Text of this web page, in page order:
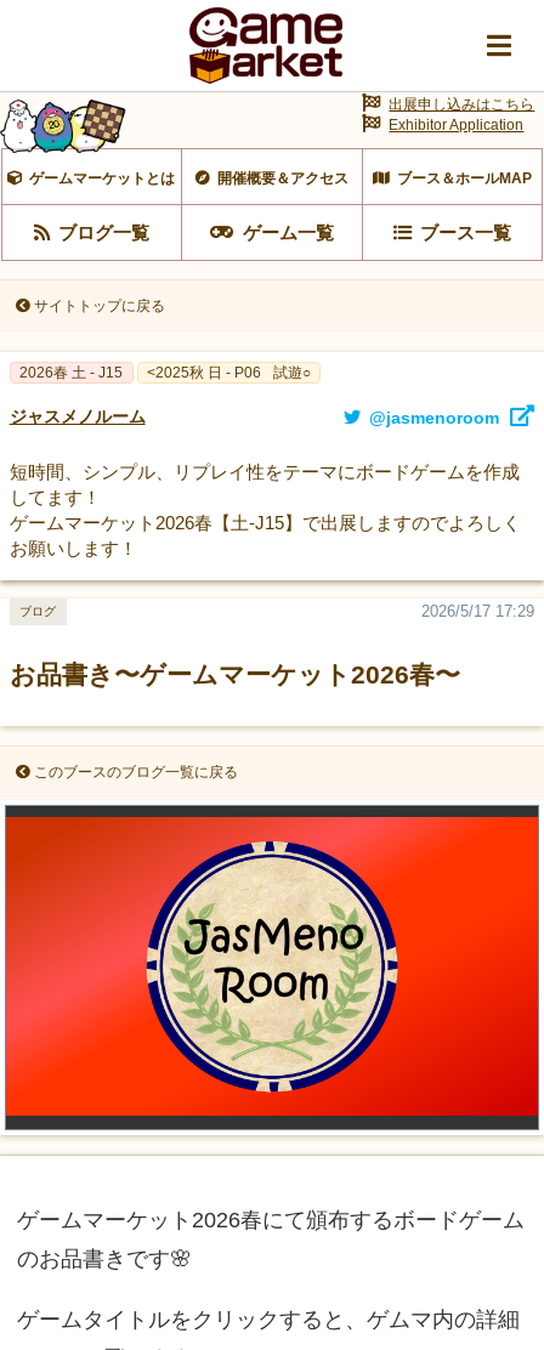
ゲームマーケットとは 開催概要＆アクセス ブース＆ホールMAP
ブログ一覧 ゲーム一覧 ブース一覧
出展申し込みはこちら
Exhibitor Application
サイトトップに戻る
2026春 土 - J15 <2025秋 日 - P06 試遊○
ジャスメノルーム @jasmenoroom
短時間、シンプル、リプレイ性をテーマにボードゲームを作成
してます！
ゲームマーケット2026春【土-J15】で出展しますのでよろしく
お願いします！
お品書き〜ゲームマーケット2026春〜
2026/5/17 17:29
ブログ
このブースのブログ一覧に戻る
ゲームマーケット2026春にて頒布するボードゲーム
のお品書きです🌸
ゲームタイトルをクリックすると、ゲムマ内の詳細